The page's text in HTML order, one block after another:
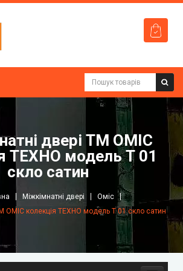
двері ТМ ОМІС
ТЕХНО модель Т 01
скло сатин
Міжкімнатні двері
Оміс
ОМІС колекція ТЕХНО модель Т 01 скло сатин